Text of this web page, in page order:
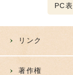
PC
リンク
著作権